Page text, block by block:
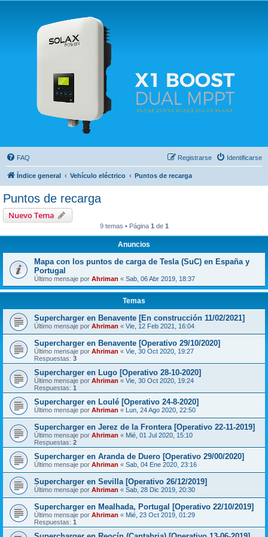
Solax FAQ
Lugar para intercambiar dudas sobre inversores solares Solax y temas relacionados.
FAQ Identificarse
Registrarse
Índice general Vehículo eléctrico Puntos de recarga
Puntos de recarga
Nuevo Tema
9 temas • Página 1 de 1
Anuncios
Mapa con los puntos de carga de Tesla (SuC) en España y
Portugal
Último mensaje por Ahriman « Sab, 06 Abr 2019, 18:37
Temas
Supercharger en Benavente [En construcción 11/02/2021]
Último mensaje por Ahriman « Vie, 12 Feb 2021, 16:04
Supercharger en Benavente [Operativo 29/10/2020]
Último mensaje por Ahriman « Vie, 30 Oct 2020, 19:27
Respuestas: 3
Supercharger en Lugo [Operativo 28-10-2020]
Último mensaje por Ahriman « Vie, 30 Oct 2020, 19:24
Respuestas: 1
Supercharger en Loulé [Operativo 24-8-2020]
Último mensaje por Ahriman « Lun, 24 Ago 2020, 22:50
Supercharger en Jerez de la Frontera [Operativo 22-11-2019]
Último mensaje por Ahriman « Mié, 01 Jul 2020, 15:10
Respuestas: 2
Supercharger en Aranda de Duero [Operativo 29/00/2020]
Último mensaje por Ahriman « Sab, 04 Ene 2020, 23:16
Supercharger en Sevilla [Operativo 26/12/2019]
Último mensaje por Ahriman « Sab, 28 Dic 2019, 20:30
Supercharger en Mealhada, Portugal [Operativo 22/10/2019]
Último mensaje por Ahriman « Mié, 23 Oct 2019, 01:29
Respuestas: 1